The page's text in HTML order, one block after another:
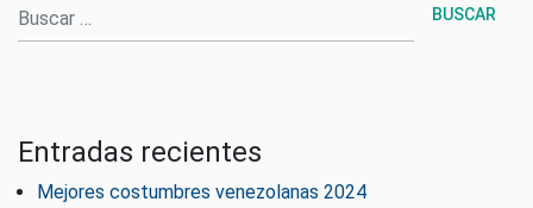
Entradas recientes
Mejores costumbres venezolanas 2024